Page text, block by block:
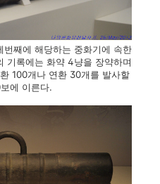
째에 해당하는 중화기에 속한
기록에는 화약 4냥을 장약하며
100개나 연환 30개를 발사할
에 이른다.